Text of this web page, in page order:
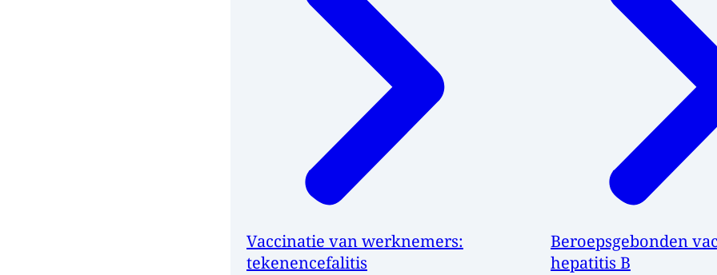
Vaccinatie van werknemers:
tekenencefalitis
Beroepsgebonden
hepatitis B